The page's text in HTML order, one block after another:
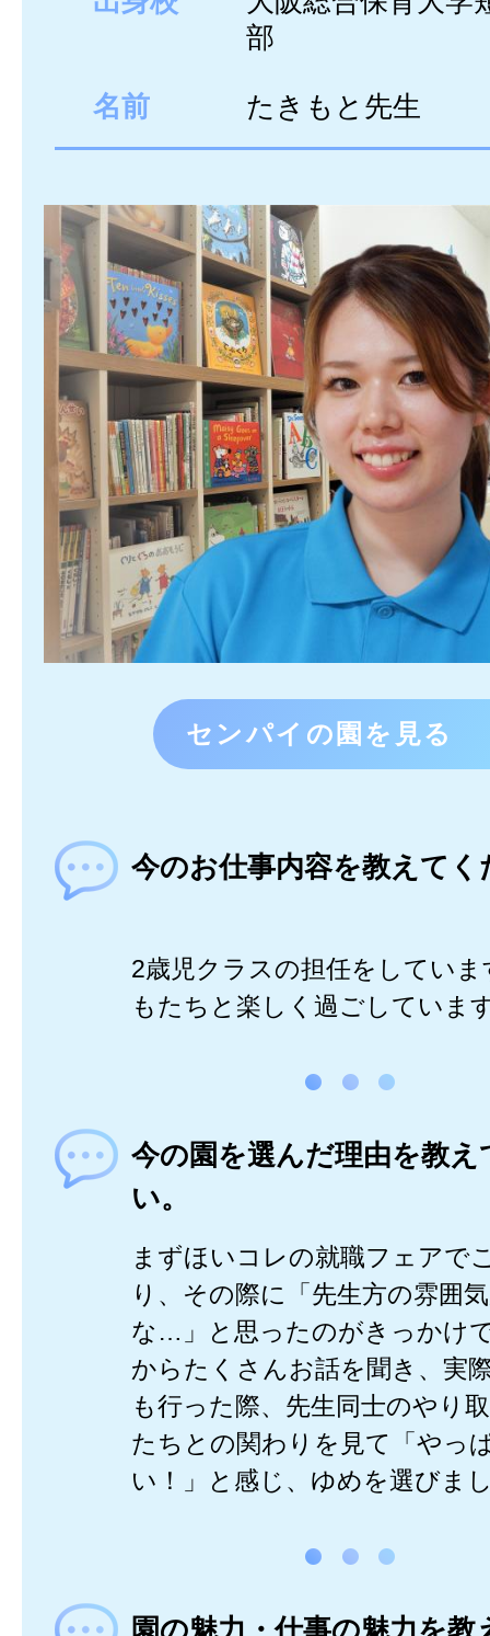
部
名前 たきもと先生
センパイの園を見る
今のお仕事内容を教えてく
2歳児クラスの担任をしていま
もたちと楽しく過ごしていま
今の園を選んだ理由を教え
い。
まずほいコレの就職フェアで
り、その際に「先生方の雰囲
な…」と思ったのがきっかけ
からたくさんお話を聞き、実
も行った際、先生同士のやり
たちとの関わりを見て「やっ
い！」と感じ、ゆめを選びま
園の魅力・仕事の魅力を教